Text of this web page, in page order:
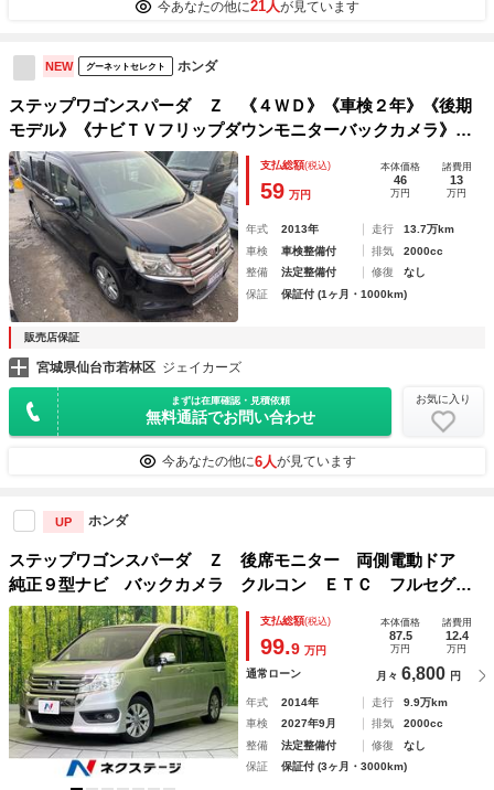
今あなたの他に21人が見ています
NEW グーネットセレクト ホンダ
ステップワゴンスパーダ Ｚ 《４ＷＤ》《車検２年》《後期
モデル》《ナビＴＶフリップダウンモニターバックカメラ》Ｈ
ＩＤオートライト／フォグ／両側パワースライドドア／クルコ
ン／ＥＴＣ／革巻きステアリング／パドルシフト
支払総額(税込)
59 万円
本体価格
46
万円
諸費用
13
万円
年式 2013年 走行
13.7万km
車検
車検整備付 排気
2000cc
整備
法定整備付 修復
なし
保証
保証付 (1ヶ月・1000km)
販売店保証
宮城県仙台市若林区 ジェイカーズ
まずは在庫確認・見積依頼
無料通話でお問い合わせ
お気に入り
今あなたの他に6人が見ています
UP ホンダ
ステップワゴンスパーダ Ｚ 後席モニター 両側電動ドア
純正９型ナビ バックカメラ クルコン ＥＴＣ フルセグ
ＨＩＤヘッド オートライト 純正１６インチアルミ オート
エアコン Ｂｌｕｅｔｏｏｔｈ ＣＤ／ＤＶＤ再生 パドルシ
フト
支払総額(税込)
99.9 万円
本体価格
87.5
万円
諸費用
12.4
万円
通常ローン 月々 6,800 円
年式 2014年 走行
9.9万km
車検
2027年9月 排気
2000cc
整備
法定整備付 修復
なし
保証
保証付 (3ヶ月・3000km)